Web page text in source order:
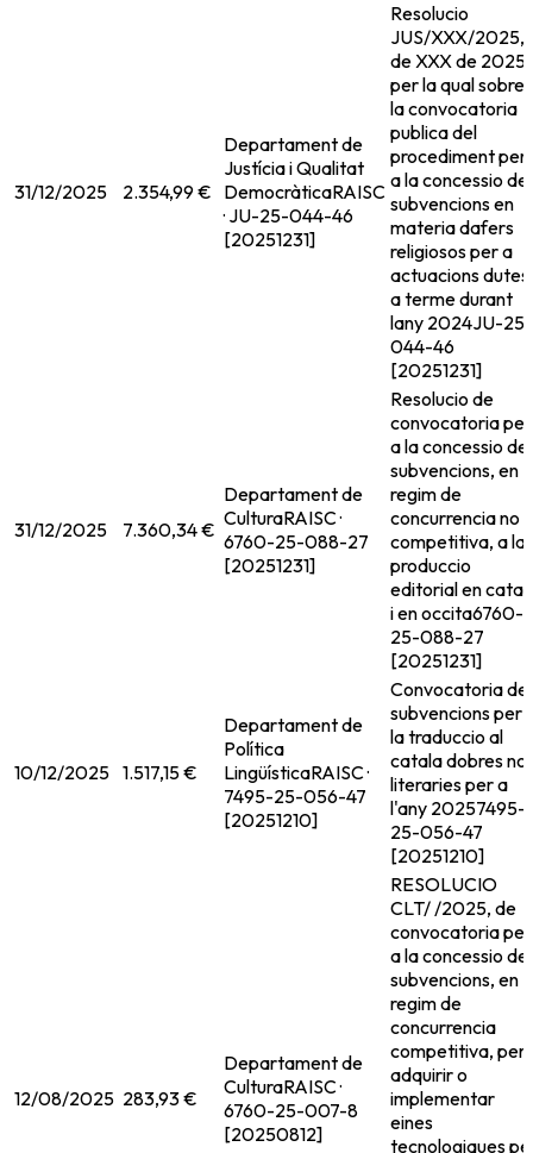
31/12/2025 2.354,99 €
Departament de
Justícia i Qualitat
DemocràticaRAISC
· JU-25-044-46
[20251231]
Resolucio
JUS/XXX/2025,
de XXX de 2025,
per la qual sobre
la convocatoria
publica del
procediment per
a la concessio de
subvencions en
materia dafers
religiosos per a
actuacions dutes
a terme durant
lany 2024JU-25-
044-46
[20251231]
31/12/2025 7.360,34 €
Departament de
CulturaRAISC ·
6760-25-088-27
[20251231]
Resolucio de
convocatoria per
a la concessio de
subvencions, en
regim de
concurrencia no
competitiva, a la
produccio
editorial en
i en occita6760-
25-088-27
[20251231]
10/12/2025 1.517,15 €
Departament de
Política
LingüísticaRAISC ·
7495-25-056-47
[20251210]
Convocatoria de
subvencions per
la traduccio al
catala dobres no
literaries per a
l'any 20257495-
25-056-47
[20251210]
12/08/2025 283,93 €
Departament de
CulturaRAISC ·
6760-25-007-8
[20250812]
RESOLUCIO
CLT/ /2025, de
convocatoria per
a la concessio de
subvencions, en
regim de
concurrencia
competitiva, per
adquirir o
implementar
eines
tecnologiques